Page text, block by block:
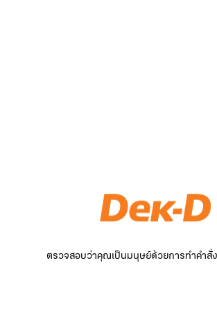
ตรวจสอบว่าคุณเป็นมนุษย์ด้วยการทำคำสั่ง